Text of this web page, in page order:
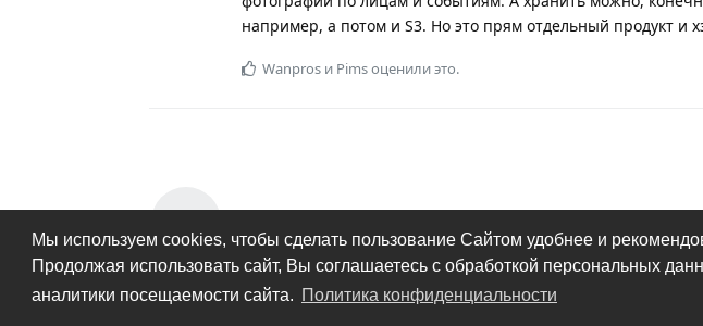
Мы используем cookies, чтобы сделать пользование Сайтом удобнее и
Продолжая использовать сайт, Вы соглашаетесь с обработкой персональных
аналитики посещаемости сайта. Политика конфиденциальности
например, а потом и S3. Но это прям отдельный продукт и
Wanpros и Pimsоценили это.